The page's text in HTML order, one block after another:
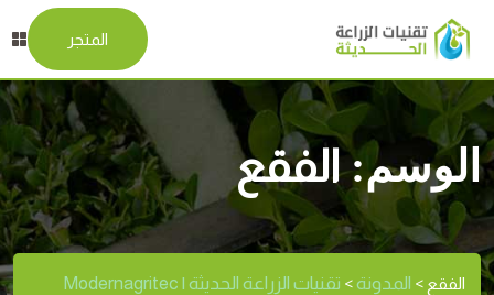
المتجر
الوسم:الفقع
الفقع > المدونة> تقنيات الزراعة الحديثة | Modernagritec